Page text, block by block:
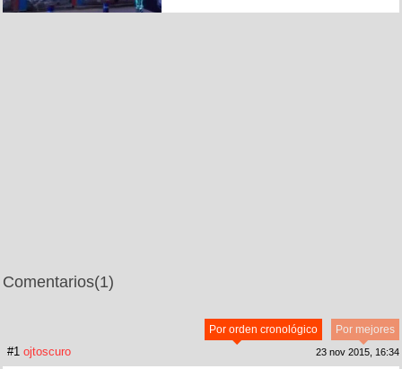
Comentarios(1)
Por mejores
Por orden cronológico
#1 ojtoscuro 23 nov 2015, 16:34